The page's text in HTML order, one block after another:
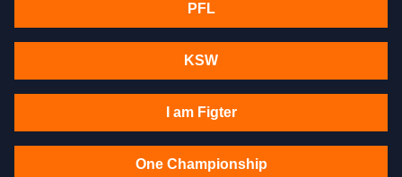
PFL
KSW
I am Figter
One Championship